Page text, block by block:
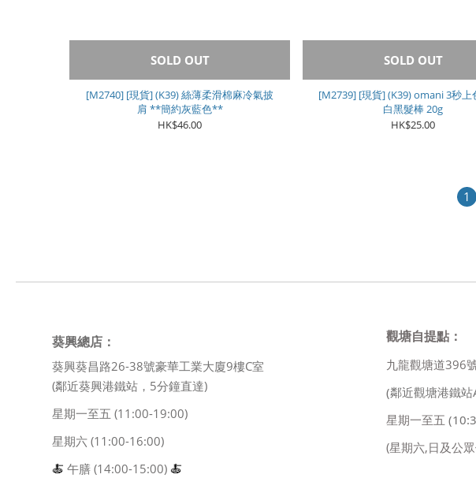
SOLD OUT
[M2740] [現貨] (K39) 絲薄柔滑棉麻冷氣披
肩 **簡約灰藍色**
HK$46.00
SOLD OUT
[M2739] [現貨] (K39) omani 3秒上
白黑髮棒 20g
HK$25.00
1
葵興總店：
葵興葵昌路26-38號豪華工業大廈9樓C室
(鄰近葵興港鐵站，5分鐘直達)
星期一至五 (11:00-19:00)
星期六 (11:00-16:00)
🍝 午膳 (14:00-15:00) 🍝
觀塘自提點：
九龍觀塘道396
(鄰近觀塘港鐵
星期一至五
(星期六,日及公